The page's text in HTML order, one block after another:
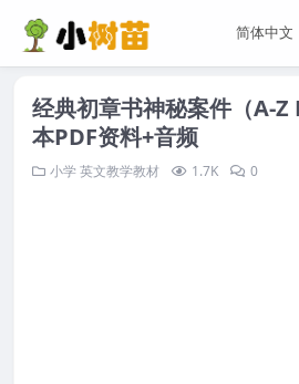
经典初章书神秘案件（A-
本PDF资料+音频
小学英文教学教材 1.7K 0